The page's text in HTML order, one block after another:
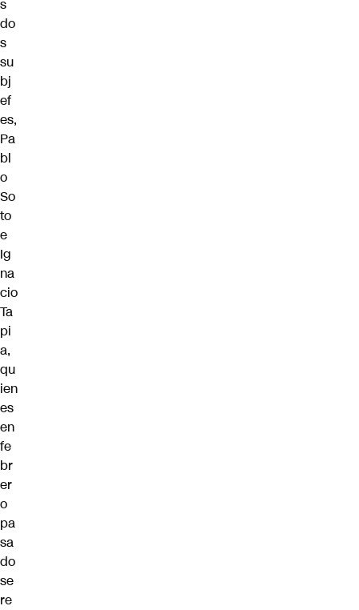
s
do
s
su
bj
ef
es,
Pa
bl
o
So
to
e
Ig
na
cio
Ta
pi
a,
qu
ien
es
en
fe
br
er
o
pa
sa
do
se
re